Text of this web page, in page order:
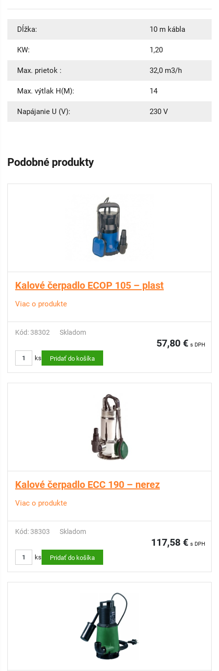
Dĺžka: 10 m kábla
KW: 1,20
Max. prietok : 32,0 m3/h
Max. výtlak H(M): 14
Napájanie U (V): 230 V
Podobné produkty
Kalové čerpadlo ECOP 105 – plast
Viac o produkte
Kód: 38302 Skladom
57,80 € s DPH
ks Pridať do košíka
Kalové čerpadlo ECC 190 – nerez
Viac o produkte
Kód: 38303 Skladom
117,58 € s DPH
ks Pridať do košíka